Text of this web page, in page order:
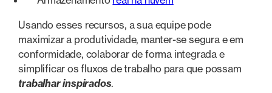
Usando esses recursos, a sua equipe pode
maximizar a produtividade, manter-se segura e em
conformidade, colaborar de forma integrada e
simplificar os fluxos de trabalho para que possam
trabalhar inspirados.